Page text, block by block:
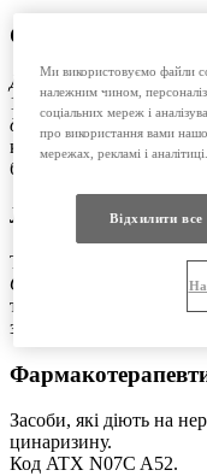
Склад:
Діючі речовини:
1 таблетка містить
допоміжні речовини:
кукурудзяний, тальк,
безводний, магнію
Лікарська форма
Таблетки.
Основні фізико-хімічні
таблетки від білого
з одного боку.
Засоби, які діють на
цинаризину.
Код ATХ N07C A52.
Ми використовуємо файли
належним чином,
соціальних мереж і
про використання вами
мережах, рекламі і аналітиці.
Відхилити все